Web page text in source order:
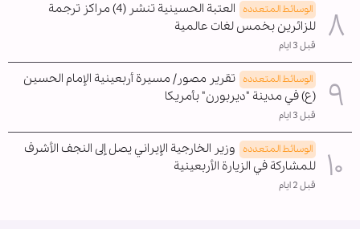
الوسائط المتعدده
العتبة الحسينية تنشر (4) مراكز ترجمة
للزائرين بخمس لغات عالمية
قبل 3 ايام
الوسائط المتعدده تقرير مصور/ مسيرة أربعينية الإمام الحسين
(ع) في مدينة "ديربورن" بأمريكا
قبل 3 ايام
الوسائط المتعدده وزير الخارجية الإيراني يصل إلى النجف الأشرف
للمشاركة في الزيارة الأربعينية
قبل 2 ايام